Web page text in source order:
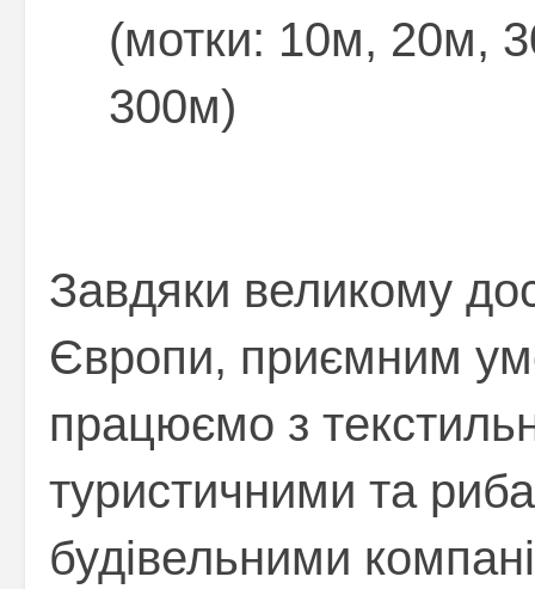
(мотки: 10м, 20м,
300м)
Завдяки великому
Європи, приємним
працюємо з
туристичними та
будівельними